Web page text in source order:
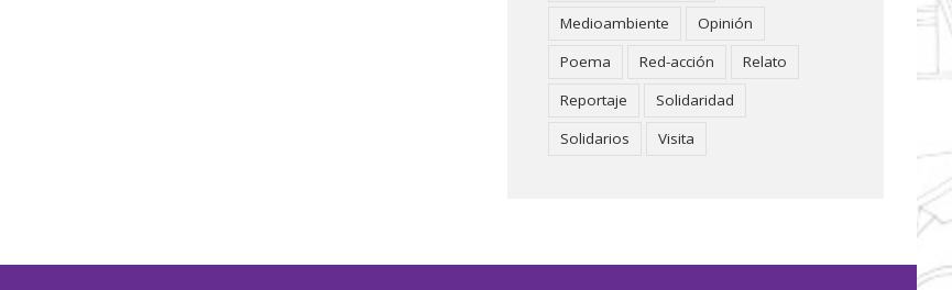
Medioambiente
Opinión
Poema
Red-acción
Relato
Reportaje
Solidaridad
Solidarios
Visita